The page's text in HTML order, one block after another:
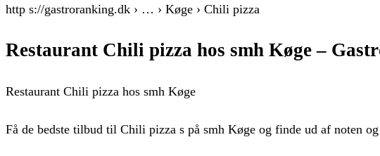
http s://gastroranking.dk › … › Køge › Chili pizza
Restaurant Chili pizza hos smh Køge –
Restaurant Chili pizza hos smh Køge
Få de bedste tilbud til Chili pizza s på smh Køge og finde ud af noten